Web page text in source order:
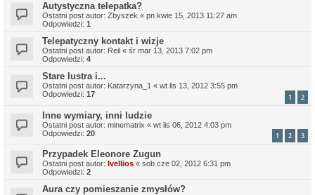
Autystyczna telepatka?
Ostatni post autor: Zbyszek « pn kwie 15, 2013 11:27 am
Odpowiedzi: 1
Telepatyczny kontakt i wizje
Ostatni post autor: Reil « śr mar 13, 2013 7:02 pm
Odpowiedzi: 4
Stare lustra i...
Ostatni post autor: Katarzyna_1 « wt lis 13, 2012 3:55 pm
Odpowiedzi: 17 1 2
Inne wymiary, inni ludzie
Ostatni post autor: minematrix « wt lis 06, 2012 4:03 pm
Odpowiedzi: 20 1 2 3
Przypadek Eleonore Zugun
Ostatni post autor: Ivellios « sob cze 02, 2012 6:31 pm
Odpowiedzi: 2
Aura czy pomieszanie zmysłów?